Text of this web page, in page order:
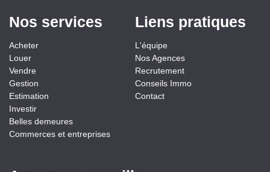
Nos services
Acheter
Louer
Vendre
Gestion
Estimation
Investir
Belles demeures
Commerces et entreprises
Liens pratiques
L'équipe
Nos Agences
Recrutement
Conseils Immo
Contact